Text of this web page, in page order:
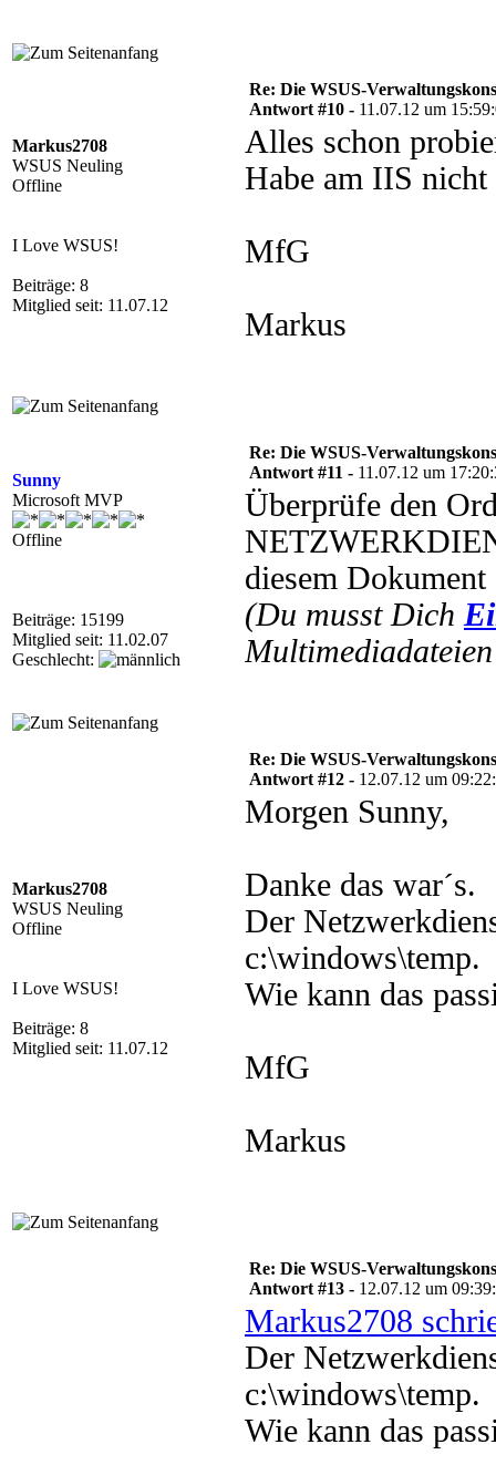
Markus2708
WSUS Neuling
Offline
I Love WSUS!
Beiträge: 8
Mitglied seit: 11.07.12
Re: Die WSUS-
Antwort #10 - 11.07.12 um
Alles schon
Habe am IIS nicht
MfG
Markus
Sunny
Microsoft MVP
Offline
Beiträge: 15199
Mitglied seit: 11.02.07
Geschlecht:
Re: Die WSUS-
Antwort #11 - 11.07.12 um
Überprüfe den
diesem
(Du musst Dich
Markus2708
WSUS Neuling
Offline
I Love WSUS!
Beiträge: 8
Mitglied seit: 11.07.12
Re: Die WSUS-
Antwort #12 - 12.07.12 um
Morgen Sunny,
Danke das war´s.
Der
c:\windows\temp.
Wie kann das
MfG
Markus
Re: Die WSUS-
Antwort #13 - 12.07.12 um
Markus2708
Der
c:\windows\temp.
Wie kann das